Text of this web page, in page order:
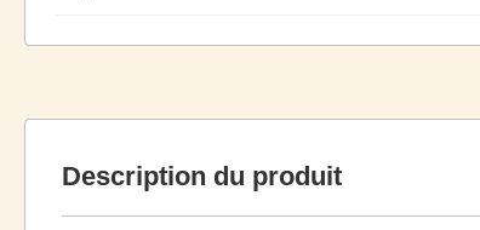
Description du produit